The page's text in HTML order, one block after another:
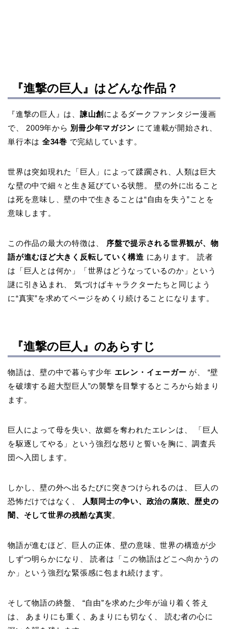
『進撃の巨人』はどんな作品？
『進撃の巨人』は、 諫山創 によるダークファンタジー漫画
で、 2009年から 別冊少年マガジン にて連載が開始され、
単行本は 全34巻 で完結しています。
世界は突如現れた「巨人」によって蹂躙され、人類は巨大
な壁の中で細々と生き延びている状態。 壁の外に出ること
は死を意味し、壁の中で生きることは“自由を失う”ことを
意味します。
この作品の最大の特徴は、 序盤で提示される世界観が、物
語が進むほど大きく反転していく構造 にあります。 読者
は「巨人とは何か」「世界はどうなっているのか」という
謎に引き込まれ、 気づけばキャラクターたちと同じよう
に“真実”を求めてページをめくり続けることになります。
『進撃の巨人』のあらすじ
物語は、壁の中で暮らす少年 エレン・イェーガー が、 “壁
を破壊する超大型巨人”の襲撃を目撃するところから始まり
ます。
巨人によって母を失い、故郷を奪われたエレンは、 「巨人
を駆逐してやる」という強烈な怒りと誓いを胸に、調査兵
団へ入団します。
しかし、壁の外へ出るたびに突きつけられるのは、 巨人の
恐怖だけではなく、
人類同士の争い、政治の腐敗、歴史の
闇、そして世界の残酷な真実。
物語が進むほど、巨人の正体、壁の意味、世界の構造が少
しずつ明らかになり、 読者は「この物語はどこへ向かうの
か」という強烈な緊張感に包まれ続けます。
そして物語の終盤、 “自由”を求めた少年が辿り着く答え
は、 あまりにも重く、あまりにも切なく、 読む者の心に